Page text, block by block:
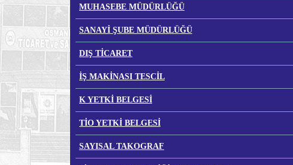
MUHASEBE MÜDÜRLÜĞÜ
SANAYİ ŞUBE MÜDÜRLÜĞÜ
DIŞ TİCARET
İŞ MAKİNASI TESCİL
K YETKİ BELGESİ
TİO YETKİ BELGESİ
SAYISAL TAKOGRAF